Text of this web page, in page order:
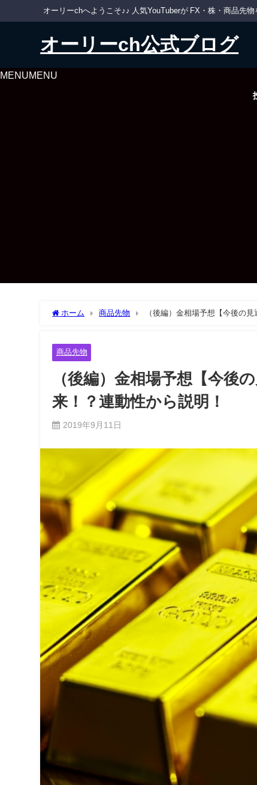
オーリーchへようこそ♪♪ 人気YouTuberが FX・株・商品先
オーリーch公式ブログ
MENUMENU
ホーム 商品先物 （後編）金相場予想【今後の
商品先物
（後編）金相場予想【今後
来！？連動性から説明！
2019年9月11日